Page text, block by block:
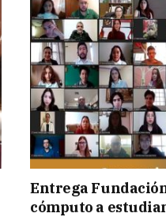
Entrega
cómputo a